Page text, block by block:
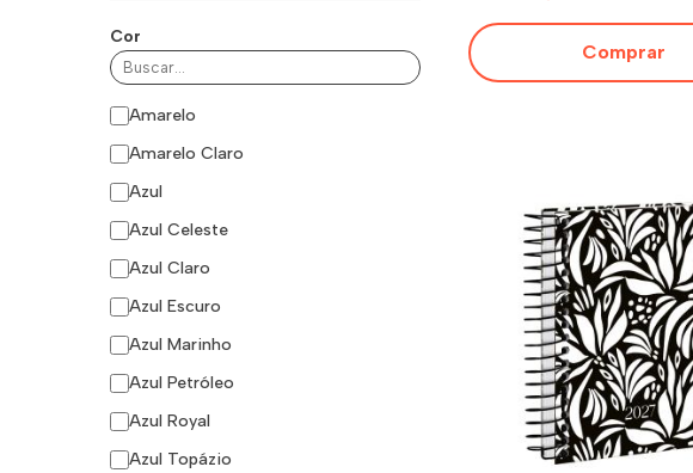
Cor
Amarelo
Amarelo Claro
Azul
Azul Celeste
Azul Claro
Azul Escuro
Azul Marinho
Azul Petróleo
Azul Royal
Azul Topázio
Comprar